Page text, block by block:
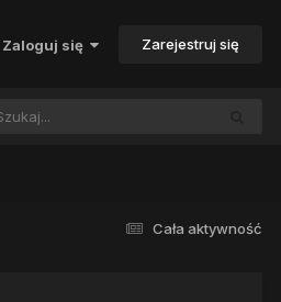
się Zarejestruj się
Cała aktywność